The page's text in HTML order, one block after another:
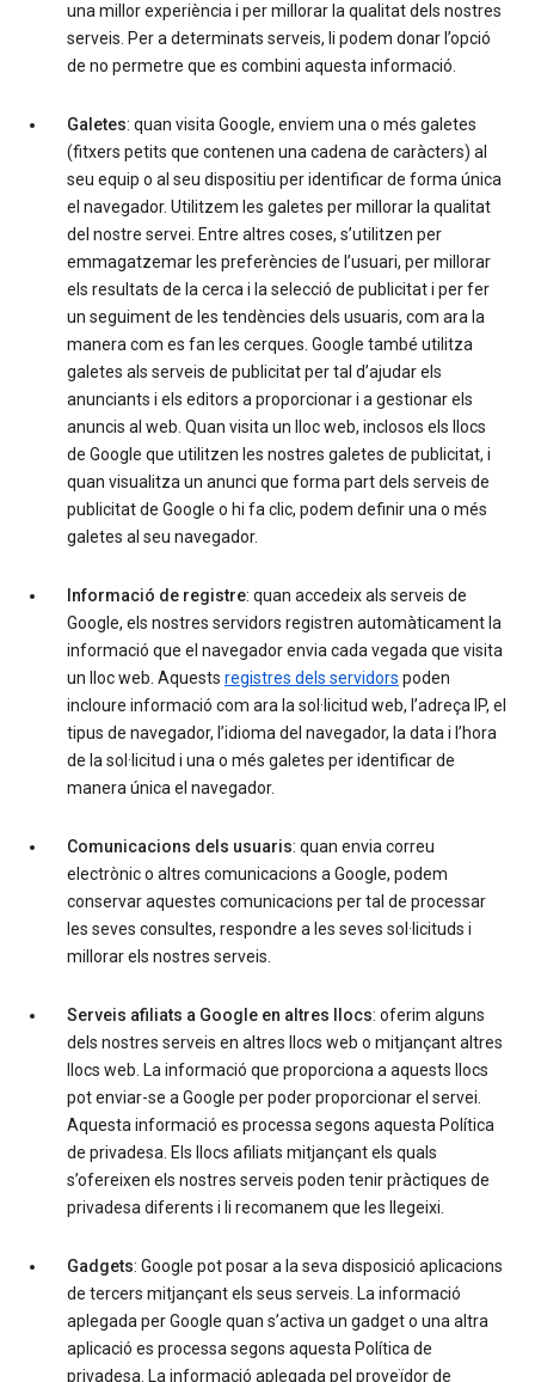
una millor experiència i per millorar la qualitat dels nostres
serveis. Per a determinats serveis, li podem donar l’opció
de no permetre que es combini aquesta informació.
Galetes: quan visita Google, enviem una o més galetes
(fitxers petits que contenen una cadena de caràcters) al
seu equip o al seu dispositiu per identificar de forma única
el navegador. Utilitzem les galetes per millorar la qualitat
del nostre servei. Entre altres coses, s’utilitzen per
emmagatzemar les preferències de l’usuari, per millorar
els resultats de la cerca i la selecció de publicitat i per fer
un seguiment de les tendències dels usuaris, com ara la
manera com es fan les cerques. Google també utilitza
galetes als serveis de publicitat per tal d’ajudar els
anunciants i els editors a proporcionar i a gestionar els
anuncis al web. Quan visita un lloc web, inclosos els llocs
de Google que utilitzen les nostres galetes de publicitat, i
quan visualitza un anunci que forma part dels serveis de
publicitat de Google o hi fa clic, podem definir una o més
galetes al seu navegador.
Informació de registre: quan accedeix als serveis de
Google, els nostres servidors registren automàticament la
informació que el navegador envia cada vegada que visita
un lloc web. Aquests registres dels servidors poden
incloure informació com ara la sol·licitud web, l’adreça IP, el
tipus de navegador, l’idioma del navegador, la data i l’hora
de la sol·licitud i una o més galetes per identificar de
manera única el navegador.
Comunicacions dels usuaris: quan envia correu
electrònic o altres comunicacions a Google, podem
conservar aquestes comunicacions per tal de processar
les seves consultes, respondre a les seves sol·licituds i
millorar els nostres serveis.
Serveis afiliats a Google en altres llocs: oferim alguns
dels nostres serveis en altres llocs web o mitjançant altres
llocs web. La informació que proporciona a aquests llocs
pot enviar-se a Google per poder proporcionar el servei.
Aquesta informació es processa segons aquesta Política
de privadesa. Els llocs afiliats mitjançant els quals
s’ofereixen els nostres serveis poden tenir pràctiques de
privadesa diferents i li recomanem que les llegeixi.
Gadgets: Google pot posar a la seva disposició aplicacions
de tercers mitjançant els seus serveis. La informació
aplegada per Google quan s’activa un gadget o una altra
aplicació es processa segons aquesta Política de
privadesa. La informació aplegada pel proveïdor de